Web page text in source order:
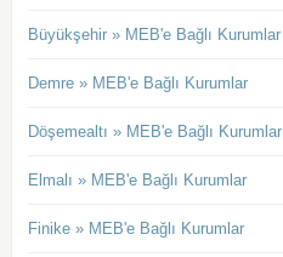
Büyükşehir » MEB'e Bağlı Kurumlar
Demre » MEB'e Bağlı Kurumlar
Döşemealtı » MEB'e Bağlı Kurumlar
Elmalı » MEB'e Bağlı Kurumlar
Finike » MEB'e Bağlı Kurumlar